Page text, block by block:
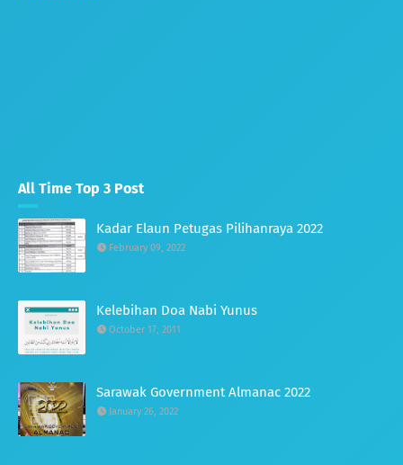
All Time Top 3 Post
Kadar Elaun Petugas Pilihanraya 2022
February 09, 2022
Kelebihan Doa Nabi Yunus
October 17, 2011
Sarawak Government Almanac 2022
January 26, 2022